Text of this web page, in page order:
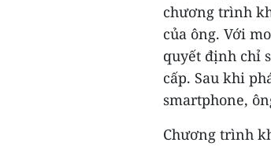
chương trình
của ông. Với
quyết định chỉ
cấp. Sau khi
smartphone,
Chương trình